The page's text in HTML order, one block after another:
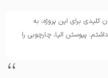
برای این پروژه، به
پیوستن الیا، چارچوبی را